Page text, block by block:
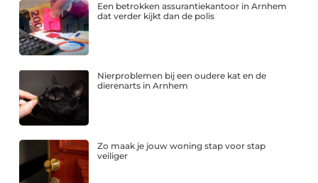
Een betrokken assurantiekantoor in Arnhem
dat verder kijkt dan de polis
Nierproblemen bij een oudere kat en de
dierenarts in Arnhem
Zo maak je jouw woning stap voor stap
veiliger